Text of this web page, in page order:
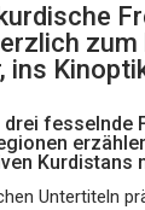
ins
fesselnde
Kurdistans
Untertiteln